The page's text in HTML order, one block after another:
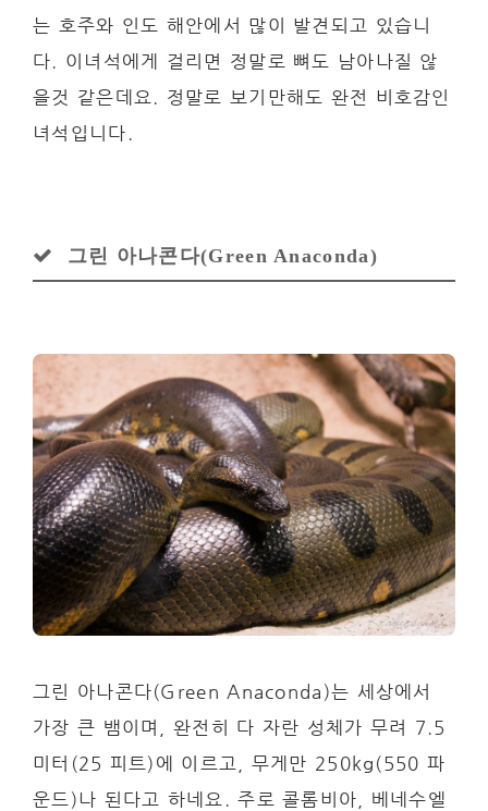
는 호주와 인도 해안에서 많이 발견되고 있습니
다. 이녀석에게 걸리면 정말로 뼈도 남아나질 않
을것 같은데요. 정말로 보기만해도 완전 비호감인
녀석입니다.
그린 아나콘다(Green Anaconda)
그린 아나콘다(Green Anaconda)는 세상에서
가장 큰 뱀이며, 완전히 다 자란 성체가 무려 7.5
미터(25 피트)에 이르고, 무게만 250kg(550 파
운드)나 된다고 하네요. 주로 콜롬비아, 베네수엘